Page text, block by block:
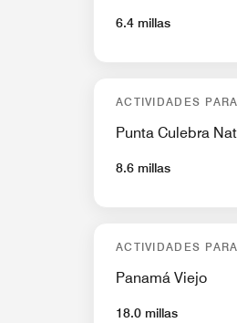
6.4 millas
ACTIVIDADES
Punta Culebra
8.6 millas
ACTIVIDADES
Panamá Viejo
18.0 millas